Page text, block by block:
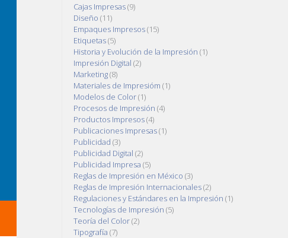
Cajas Impresas(9)
Diseño (11)
Empaques Impresos(15)
Etiquetas(5)
Historia y Evolución de la Impresión (1)
Impresión Digital (2)
Marketing(8)
Materiales de Impresióm (1)
Modelos de Color(1)
Procesos de Impresión (4)
Productos Impresos(4)
Publicaciones Impresas(1)
Publicidad (3)
Publicidad Digital (2)
Publicidad Impresa (5)
Reglas de Impresión en México (3)
Reglas de Impresión Internacionales(2)
Regulaciones y Estándares en la Impresión (1)
Tecnologías de Impresión (5)
Teoría del Color(2)
Tipografía (7)